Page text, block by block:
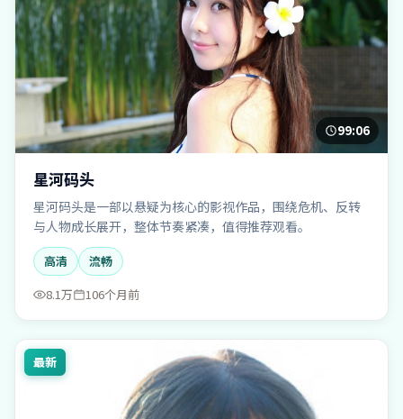
99:06
星河码头
星河码头是一部以悬疑为核心的影视作品，围绕危机、反转
与人物成长展开，整体节奏紧凑，值得推荐观看。
高清
流畅
8.1万
106个月前
最新